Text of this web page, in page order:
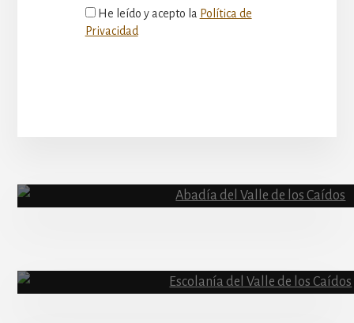
He leído y acepto la Política de
Privacidad
Content